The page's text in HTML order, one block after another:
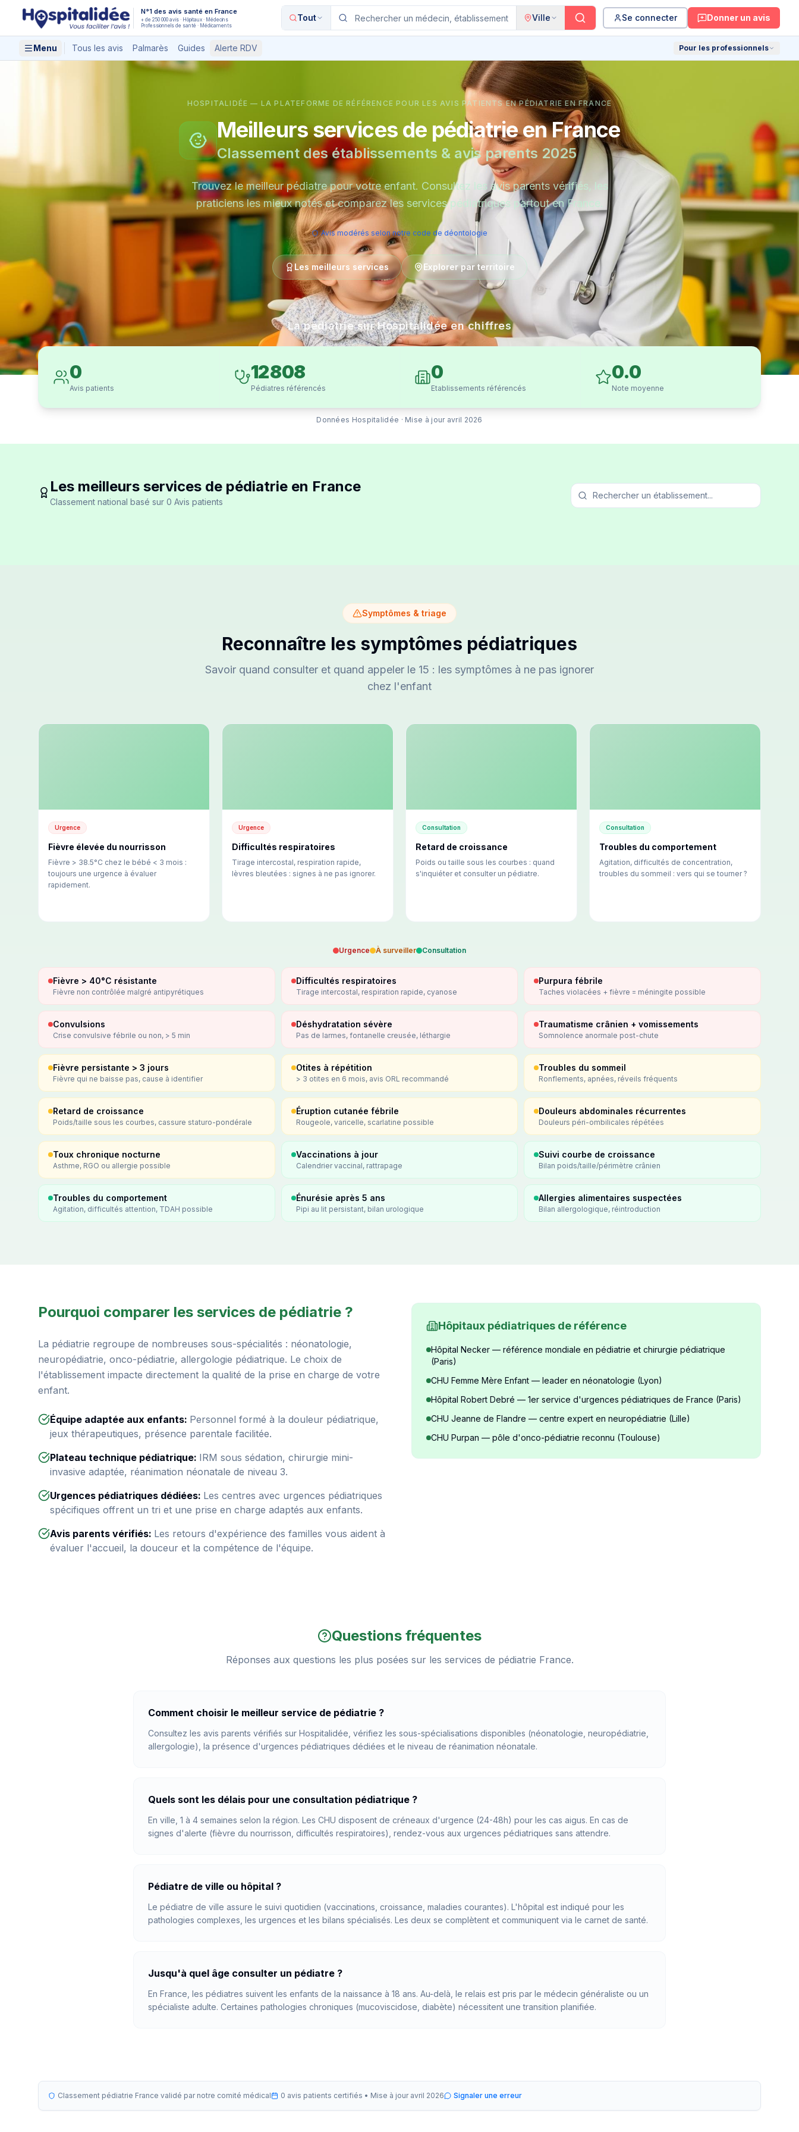
Aller au contenu principal N°1 des avis santé en France
+ de 250 000 avis · Hôpitaux · Médecins
Professionnels de santé · Médicaments
Tout Ville Se connecter Donner un avis
Menu Tous les avis Palmarès Guides Alerte RDV Pour les professionnels
HOSPITALIDÉE — LA PLATEFORME DE RÉFÉRENCE POUR LES AVIS PATIENTS EN PÉDIATRIE EN FRANCE
Meilleurs services de pédiatrie en France
Classement des établissements & avis parents 2025
Trouvez le meilleur pédiatre pour votre enfant. Consultez les avis parents vérifiés, les
praticiens les mieux notés et comparez les services pédiatriques partout en France.
Avis modérés selon notre code de déontologie
Les meilleurs services Explorer par territoire
La pédiatrie sur Hospitalidée en chiffres
0
Avis patients
12 808
Pédiatres référencés
0
Etablissements référencés
0.0
Note moyenne
Données Hospitalidée · Mise à jour avril 2026
Les meilleurs services de pédiatrie en France
Classement national basé sur 0 Avis patients
Symptômes & triage
Reconnaître les symptômes pédiatriques
Savoir quand consulter et quand appeler le 15 : les symptômes à ne pas ignorer
chez l'enfant
Urgence
Fièvre élevée du nourrisson
Fièvre > 38.5°C chez le bébé < 3 mois :
toujours une urgence à évaluer
rapidement.
Urgence
Difficultés respiratoires
Tirage intercostal, respiration rapide,
lèvres bleutées : signes à ne pas ignorer.
Consultation
Retard de croissance
Poids ou taille sous les courbes : quand
s'inquiéter et consulter un pédiatre.
Consultation
Troubles du comportement
Agitation, difficultés de concentration,
troubles du sommeil : vers qui se tourner ?
Urgence À surveiller Consultation
Fièvre > 40°C résistante
Fièvre non contrôlée malgré antipyrétiques
Difficultés respiratoires
Tirage intercostal, respiration rapide, cyanose
Purpura fébrile
Taches violacées + fièvre = méningite possible
Convulsions
Crise convulsive fébrile ou non, > 5 min
Déshydratation sévère
Pas de larmes, fontanelle creusée, léthargie
Traumatisme crânien + vomissements
Somnolence anormale post-chute
Fièvre persistante > 3 jours
Fièvre qui ne baisse pas, cause à identifier
Otites à répétition
> 3 otites en 6 mois, avis ORL recommandé
Troubles du sommeil
Ronflements, apnées, réveils fréquents
Retard de croissance
Poids/taille sous les courbes, cassure staturo-pondérale
Éruption cutanée fébrile
Rougeole, varicelle, scarlatine possible
Douleurs abdominales récurrentes
Douleurs péri-ombilicales répétées
Toux chronique nocturne
Asthme, RGO ou allergie possible
Vaccinations à jour
Calendrier vaccinal, rattrapage
Suivi courbe de croissance
Bilan poids/taille/périmètre crânien
Troubles du comportement
Agitation, difficultés attention, TDAH possible
Énurésie après 5 ans
Pipi au lit persistant, bilan urologique
Allergies alimentaires suspectées
Bilan allergologique, réintroduction
Pourquoi comparer les services de pédiatrie ?
La pédiatrie regroupe de nombreuses sous-spécialités : néonatologie,
neuropédiatrie, onco-pédiatrie, allergologie pédiatrique. Le choix de
l'établissement impacte directement la qualité de la prise en charge de votre
enfant.
Équipe adaptée aux enfants: Personnel formé à la douleur pédiatrique,
jeux thérapeutiques, présence parentale facilitée.
Plateau technique pédiatrique: IRM sous sédation, chirurgie mini-
invasive adaptée, réanimation néonatale de niveau 3.
Urgences pédiatriques dédiées: Les centres avec urgences pédiatriques
spécifiques offrent un tri et une prise en charge adaptés aux enfants.
Avis parents vérifiés: Les retours d'expérience des familles vous aident à
évaluer l'accueil, la douceur et la compétence de l'équipe.
Hôpitaux pédiatriques de référence
Hôpital Necker — référence mondiale en pédiatrie et chirurgie pédiatrique
(Paris)
CHU Femme Mère Enfant — leader en néonatologie (Lyon)
Hôpital Robert Debré — 1er service d'urgences pédiatriques de France (Paris)
CHU Jeanne de Flandre — centre expert en neuropédiatrie (Lille)
CHU Purpan — pôle d'onco-pédiatrie reconnu (Toulouse)
Questions fréquentes
Réponses aux questions les plus posées sur les services de pédiatrie France.
Comment choisir le meilleur service de pédiatrie ?
Consultez les avis parents vérifiés sur Hospitalidée, vérifiez les sous-spécialisations disponibles (néonatologie, neuropédiatrie,
allergologie), la présence d'urgences pédiatriques dédiées et le niveau de réanimation néonatale.
Quels sont les délais pour une consultation pédiatrique ?
En ville, 1 à 4 semaines selon la région. Les CHU disposent de créneaux d'urgence (24-48h) pour les cas aigus. En cas de
signes d'alerte (fièvre du nourrisson, difficultés respiratoires), rendez-vous aux urgences pédiatriques sans attendre.
Pédiatre de ville ou hôpital ?
Le pédiatre de ville assure le suivi quotidien (vaccinations, croissance, maladies courantes). L'hôpital est indiqué pour les
pathologies complexes, les urgences et les bilans spécialisés. Les deux se complètent et communiquent via le carnet de santé.
Jusqu'à quel âge consulter un pédiatre ?
En France, les pédiatres suivent les enfants de la naissance à 18 ans. Au-delà, le relais est pris par le médecin généraliste ou un
spécialiste adulte. Certaines pathologies chroniques (mucoviscidose, diabète) nécessitent une transition planifiée.
Classement pédiatrie France validé par notre comité médical 0 avis patients certifiés • Mise à jour avril 2026 Signaler une erreur